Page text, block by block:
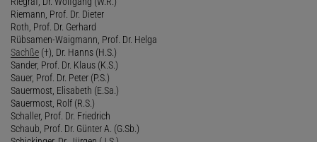
Riemann, Prof. Dr. Dieter
Roth, Prof. Dr. Gerhard
Rübsamen-Waigmann, Prof. Dr. Helga
Sachße (†), Dr. Hanns (H.S.)
Sander, Prof. Dr. Klaus (K.S.)
Sauer, Prof. Dr. Peter (P.S.)
Sauermost, Elisabeth (E.Sa.)
Sauermost, Rolf (R.S.)
Schaller, Prof. Dr. Friedrich
Schaub, Prof. Dr. Günter A. (G.Sb.)